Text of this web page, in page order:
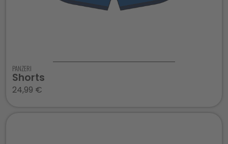
PANZERI
Shorts
24,99 €